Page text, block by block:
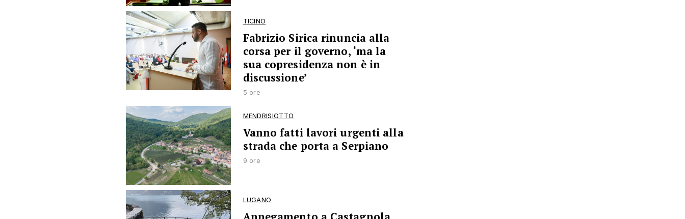
TICINO
Fabrizio Sirica rinuncia alla
corsa per il governo, ‘ma la
sua copresidenza non è in
discussione’
5 ore
MENDRISIOTTO
Vanno fatti lavori urgenti alla
strada che porta a Serpiano
9 ore
LUGANO